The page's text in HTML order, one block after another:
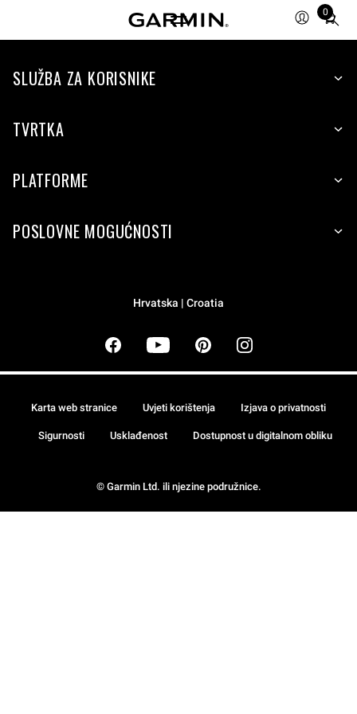
0
Total
SLUŽBA ZA KORISNIKE
TVRTKA
PLATFORME
POSLOVNE MOGUĆNOSTI
Hrvatska | Croatia
© Garmin Ltd. ili njezine podružnice.
Karta web stranice Uvjeti korištenja Izjava o privatnosti
Sigurnosti Usklađenost Dostupnost u digitalnom obliku